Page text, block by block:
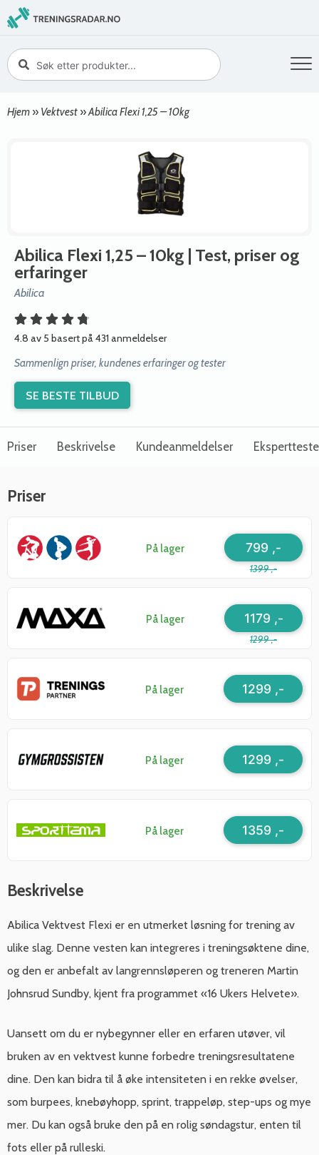
Hjem » Vektvest »Abilica Flexi 1,25 – 10kg
Abilica Flexi 1,25 – 10kg | Test, priser og
erfaringer
Abilica
4.8 av 5 basert på 431 anmeldelser
Sammenlign priser, kundenes erfaringer og tester
SE BESTE TILBUD
Priser Beskrivelse Kundeanmeldelser
Priser
På lager
1399 ,-
799 ,-
På lager
1299 ,-
1179 ,-
På lager 1299 ,-
På lager 1299 ,-
På lager 1359 ,-
Beskrivelse
Abilica Vektvest Flexi er en utmerket løsning for trening av
ulike slag. Denne vesten kan integreres i treningsøktene dine,
og den er anbefalt av langrennsløperen og treneren Martin
Johnsrud Sundby, kjent fra programmet «16 Ukers Helvete».
Uansett om du er nybegynner eller en erfaren utøver, vil
bruken av en vektvest kunne forbedre treningsresultatene
dine. Den kan bidra til å øke intensiteten i en rekke øvelser,
som burpees, knebøyhopp, sprint, trappeløp, step-ups og mye
mer. Du kan også bruke den på en rolig søndagstur, enten til
fots eller på rulleski.